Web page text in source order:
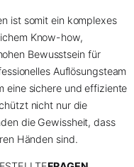
ist somit ein komplexes
Know-how,
Bewusstsein für
Auflösungsteam
eine sichere und effiziente
nicht nur die
die Gewissheit, dass
Händen sind.